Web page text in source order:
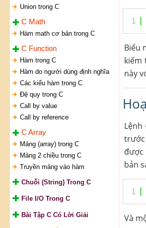
Union trong C
C Math
Hàm math cơ bản trong C
C Function
Hàm trong C
Hàm do người dùng định nghĩa
Các kiểu hàm trong C
Đệ quy trong C
Call by value
Call by reference
C Array
Mảng (array) trong C
Mảng 2 chiều trong C
Truyền mảng vào hàm
Chuỗi (String) Trong C
File I/O Trong C
Bài Tập C Có Lời Giải
1
Biểu
kiếm
này
bản
1
Và